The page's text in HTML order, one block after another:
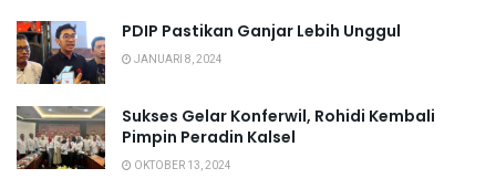
PDIP Pastikan Ganjar Lebih Unggul
JANUARI 8, 2024
Sukses Gelar Konferwil, Rohidi Kembali
Pimpin Peradin Kalsel
OKTOBER 13, 2024